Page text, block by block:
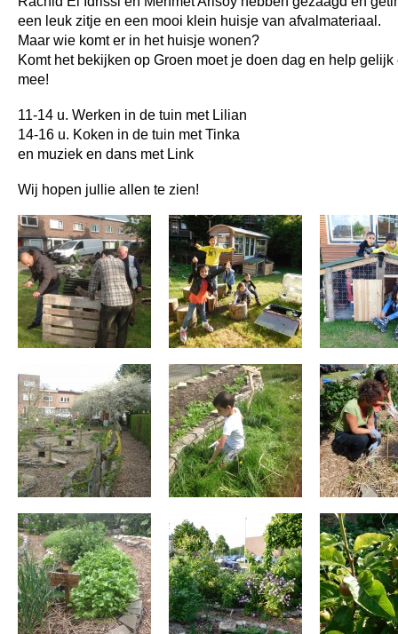
een leuk zitje en een mooi klein huisje van afvalmateriaal.
Maar wie komt er in het huisje wonen?
Komt het bekijken op Groen moet je doen dag en help
mee!
11-14 u. Werken in de tuin met Lilian
14-16 u. Koken in de tuin met Tinka
en muziek en dans met Link
Wij hopen jullie allen te zien!